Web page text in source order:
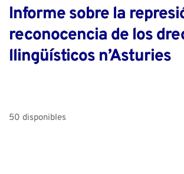
Informe sobre la
reconocencia de los
llingüísticos n’Asturies
50 disponibles